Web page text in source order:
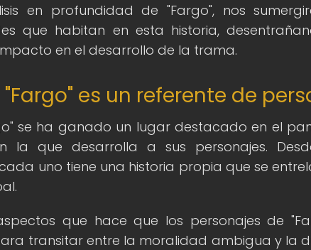
en profundidad de "Fargo", nos
que habitan en esta historia,
en el desarrollo de la trama.
"Fargo" es un referente de
se ha ganado un lugar destacado en el
la que desarrolla a sus personajes.
uno tiene una historia propia que se
que hace que los personajes de
transitar entre la moralidad ambigua y la